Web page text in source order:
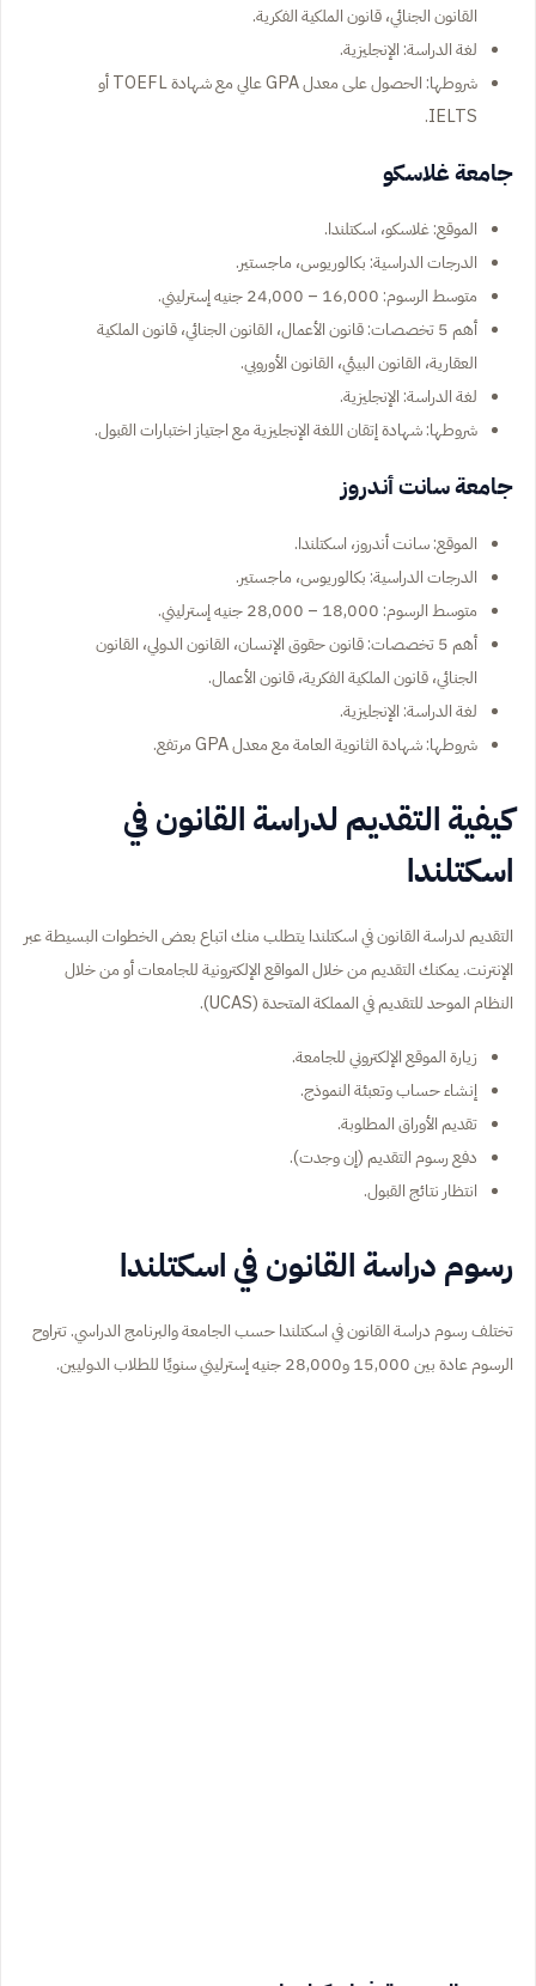
القانون الجنائي، قانون الملكية الفكرية.
لغة الدراسة: الإنجليزية.
شروطها: الحصول على معدل GPA عالي مع شهادة TOEFL أو
IELTS.
جامعة غلاسكو
الموقع: غلاسكو، اسكتلندا.
الدرجات الدراسية: بكالوريوس، ماجستير.
متوسط الرسوم: 16,000 – 24,000 جنيه إسترليني.
أهم 5 تخصصات: قانون الأعمال، القانون الجنائي، قانون الملكية
العقارية، القانون البيئي، القانون الأوروبي.
لغة الدراسة: الإنجليزية.
شروطها: شهادة إتقان اللغة الإنجليزية مع اجتياز اختبارات القبول.
جامعة سانت أندروز
الموقع: سانت أندروز، اسكتلندا.
الدرجات الدراسية: بكالوريوس، ماجستير.
متوسط الرسوم: 18,000 – 28,000 جنيه إسترليني.
أهم 5 تخصصات: قانون حقوق الإنسان، القانون الدولي، القانون
الجنائي، قانون الملكية الفكرية، قانون الأعمال.
لغة الدراسة: الإنجليزية.
شروطها: شهادة الثانوية العامة مع معدل GPA مرتفع.
كيفية التقديم لدراسة القانون في
اسكتلندا
التقديم لدراسة القانون في اسكتلندا يتطلب منك اتباع بعض الخطوات البسيطة عبر
الإنترنت. يمكنك التقديم من خلال المواقع الإلكترونية للجامعات أو من خلال
النظام الموحد للتقديم في المملكة المتحدة (UCAS).
زيارة الموقع الإلكتروني للجامعة.
إنشاء حساب وتعبئة النموذج.
تقديم الأوراق المطلوبة.
دفع رسوم التقديم (إن وجدت).
انتظار نتائج القبول.
رسوم دراسة القانون في اسكتلندا
تختلف رسوم دراسة القانون في اسكتلندا حسب الجامعة والبرنامج الدراسي. تتراوح
الرسوم عادة بين 15,000 و28,000 جنيه إسترليني سنويًا للطلاب الدوليين.